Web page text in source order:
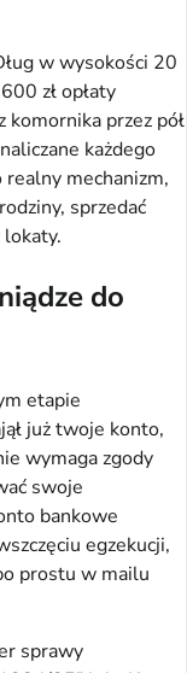
w wysokości 20
zł opłaty
komornika przez pół
każdego
mechanizm,
sprzedać
lokaty.
do
etapie
już twoje konto,
wymaga zgody
swoje
bankowe
egzekucji,
prostu w mailu
sprawy